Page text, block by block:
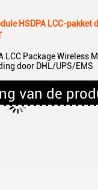
HSDPA LCC-pakket
LCC Package Wireless
door DHL/UPS/EMS
van de